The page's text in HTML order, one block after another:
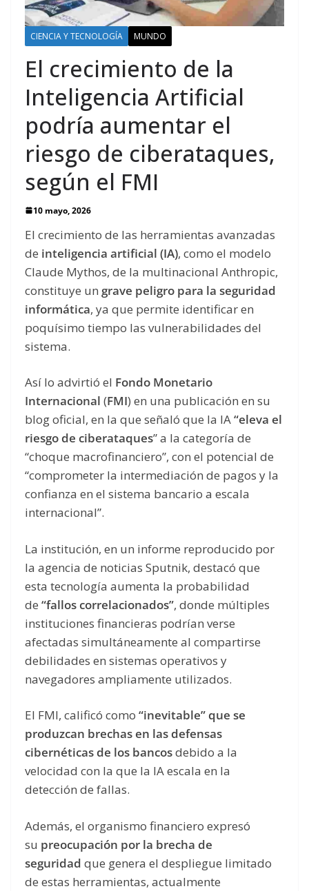
CIENCIA Y TECNOLOGÍA MUNDO
El crecimiento de la
Inteligencia Artificial
podría aumentar el
riesgo de ciberataques,
según el FMI
10 mayo, 2026
El crecimiento de las herramientas avanzadas
de inteligencia artificial (IA), como el modelo
Claude Mythos, de la multinacional Anthropic,
constituye un grave peligro para la seguridad
informática, ya que permite identificar en
poquísimo tiempo las vulnerabilidades del
sistema.
Así lo advirtió el Fondo Monetario
Internacional (FMI) en una publicación en su
blog oficial, en la que señaló que la IA“eleva el
riesgo de ciberataques” a la categoría de
“choque macrofinanciero”, con el potencial de
“comprometer la intermediación de pagos y la
confianza en el sistema bancario a escala
internacional”.
La institución, en un informe reproducido por
la agencia de noticias Sputnik, destacó que
esta tecnología aumenta la probabilidad
de “fallos correlacionados”, donde múltiples
instituciones financieras podrían verse
afectadas simultáneamente al compartirse
debilidades en sistemas operativos y
navegadores ampliamente utilizados.
El FMI, calificó como “inevitable” que se
produzcan brechas en las defensas
cibernéticas de los bancosdebido a la
velocidad con la que la IA escala en la
detección de fallas.
Además, el organismo financiero expresó
su preocupación por la brecha de
seguridad que genera el despliegue limitado
de estas herramientas, actualmente